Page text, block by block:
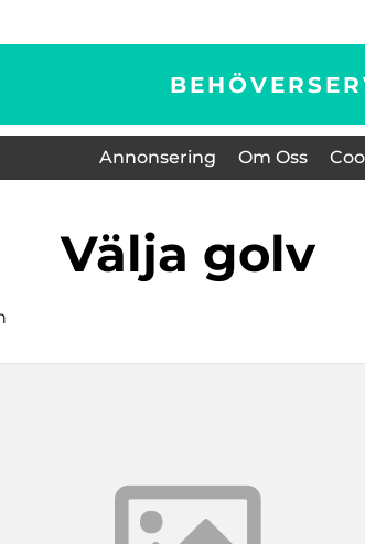
Annonsering Om Oss
välja golv